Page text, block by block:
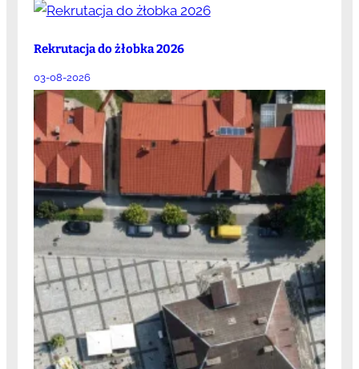
Rekrutacja do żłobka 2026
03-08-2026